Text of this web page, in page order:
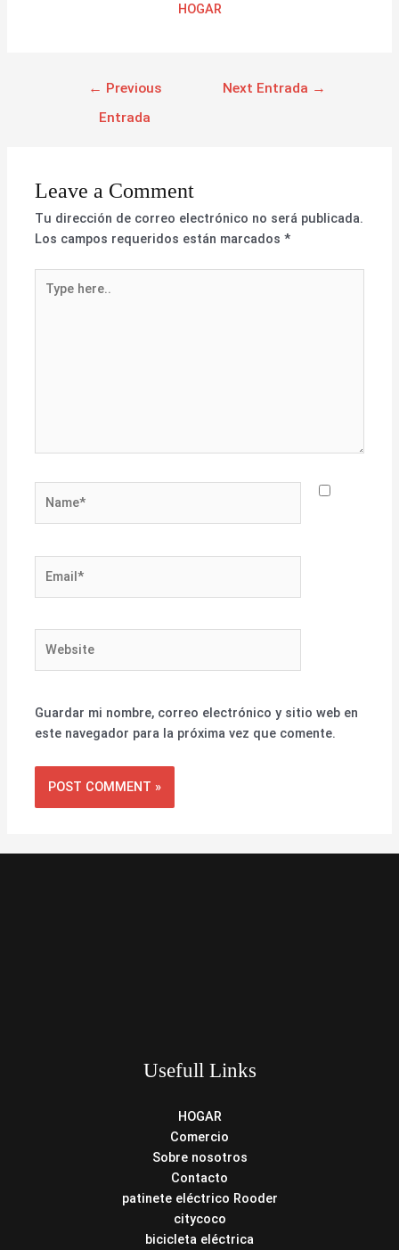
HOGAR
← Previous
Entrada
Next Entrada →
Leave a Comment
Tu dirección de correo electrónico no será publicada.
Los campos requeridos están marcados*
here..
Guardar mi nombre, correo electrónico y sitio web en
este navegador para la próxima vez que comente.
Usefull Links
HOGAR
Comercio
Sobre nosotros
Contacto
patinete eléctrico Rooder
citycoco
bicicleta eléctrica